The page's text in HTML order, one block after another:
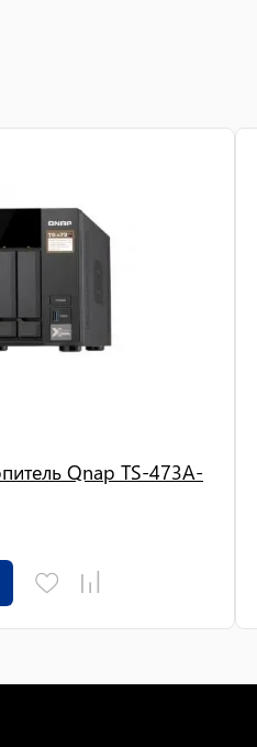
Qnap TS-473A-